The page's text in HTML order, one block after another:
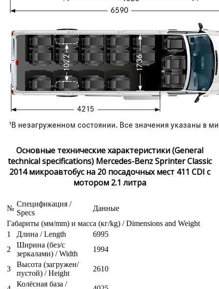
Основные технические характеристики (General
technical specifications) Mercedes-Benz Sprinter Classic
2014 микроавтобус на 20 посадочных мест 411 CDI с
мотором 2.1 литра
№
Спецификация /
Specs
Данные
Габариты (мм/mm) и масса (кг/kg) / Dimensions and Weight
1
Длина / Length
6995
2
Ширина (без/с
зеркалами) / Width
1994
3
Высота (загружен/
пустой) / Height
2610
Колёсная база /